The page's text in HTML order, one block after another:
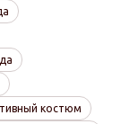
костюм